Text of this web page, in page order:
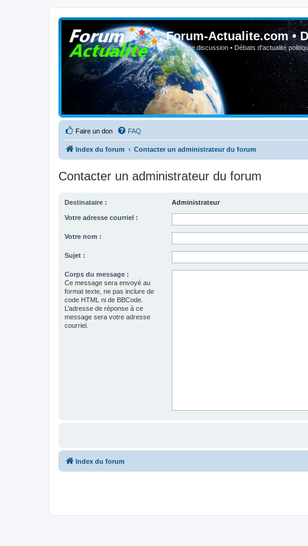
Forum-Actualite.com •
Forum de discussion • Débats d'actualité
Faire un don FAQ
Index du forum Contacter un administrateur du forum
Contacter un administrateur du forum
Destinataire : Administrateur
Votre adresse courriel :
Votre nom :
Sujet :
Corps du message :
Ce message sera envoyé au
format texte, ne pas inclure de
code HTML ni de BBCode.
L’adresse de réponse à ce
message sera votre adresse
courriel.
Index du forum